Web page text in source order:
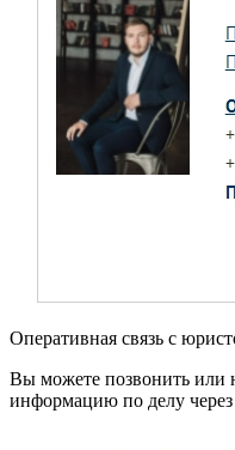
Оперативная связь с
Вы можете позвонить или
информацию по делу